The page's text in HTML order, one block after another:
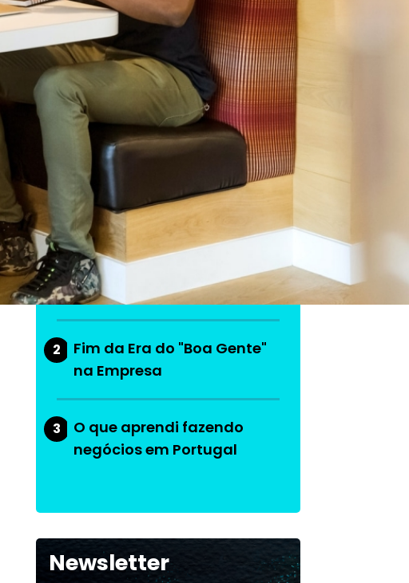
As mais lidas da
semana
1
Do produto ao ecossistema:
como empresas estão
criando vantagem
competitiva
2
Fim da Era do "Boa Gente"
na Empresa
3
O que aprendi fazendo
negócios em Portugal
Newsletter